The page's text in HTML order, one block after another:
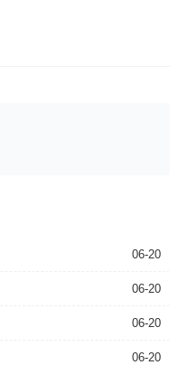
06-20
06-20
06-20
06-20